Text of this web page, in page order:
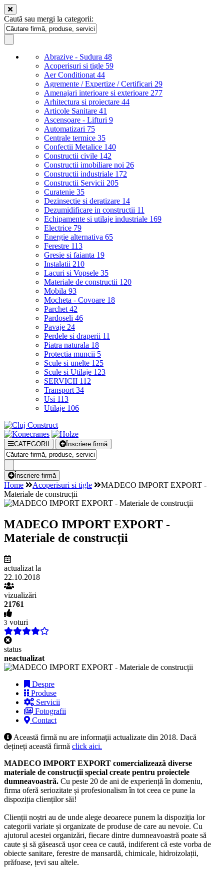
Caută sau mergi la categorii:
Abrazive - Sudura 48
Acoperisuri si tigle 59
Aer Conditionat 44
Agremente / Expertize / Certificari 29
Amenajari interioare si exterioare 277
Arhitectura si proiectare 44
Articole Sanitare 41
Ascensoare - Lifturi 9
Automatizari 75
Centrale termice 35
Confectii Metalice 140
Constructii civile 142
Constructii imobiliare noi 26
Constructii industriale 172
Constructii Servicii 205
Curatenie 35
Dezinsectie si deratizare 14
Dezumidificare in constructii 11
Echipamente si utilaje industriale 169
Electrice 79
Energie alternativa 65
Ferestre 113
Gresie si faianta 19
Instalatii 210
Lacuri si Vopsele 35
Materiale de constructii 120
Mobila 93
Mocheta - Covoare 18
Parchet 42
Pardoseli 46
Pavaje 24
Perdele si draperii 11
Piatra naturala 18
Protectia muncii 5
Scule si unelte 125
Scule si Utilaje 123
SERVICII 112
Transport 34
Usi 113
Utilaje 106
CATEGORII Înscriere firmă
Înscriere firmă
Home Acoperisuri si tigle
MADECO IMPORT EXPORT -
Materiale de construcții
MADECO IMPORT EXPORT -
Materiale de construcții
actualizat la
22.10.2018
vizualizări
21761
3 voturi
status
neactualizat
Despre
Produse
Servicii
Fotografii
Contact
Această firmă nu are informaţii actualizate din 2018. Dacă
dețineți această firmă click aici.
MADECO IMPORT EXPORT comercializează diverse
materiale de construcții special create pentru proiectele
dumneavoastră. Cu peste 20 de ani de experiență în domeniu,
firma oferă seriozitate și profesionalism în tot ceea ce pune la
dispoziția clienților săi!
Clienții noștri au de unde alege deoarece punem la dispoziția lor
categorii variate și organizate de produse de care au nevoie. Cu
ajutorul acestei organizări, fiecare dintre dumneavoastră poate să
caute și să găsească ușor ceea ce caută, indiferent că este vorba de
obiecte sanitare, ferestre de mansardă, chimicale, hidroizolații,
prăfoase, țevi sau altele.